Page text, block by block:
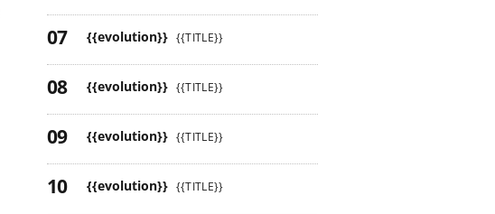
{{evolution}} {{TITLE}}
{{evolution}} {{TITLE}}
{{evolution}} {{TITLE}}
{{evolution}} {{TITLE}}